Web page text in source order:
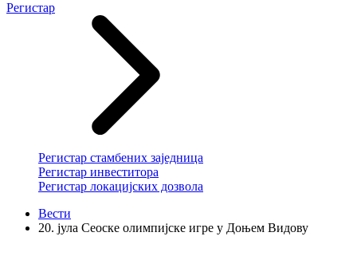
Регистар
Регистар стамбених заједница
Регистар инвеститора
Регистар локацијских дозвола
Вести
20. јула Сеоске олимпијске игре у Доњем Видову